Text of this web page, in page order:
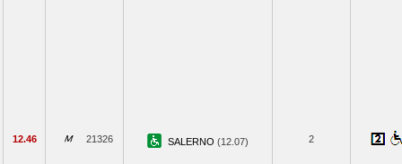
12.46 21326 SALERNO (12.07) 2